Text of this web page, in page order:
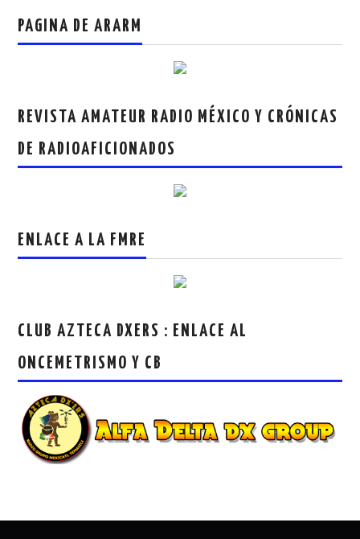
PAGINA DE ARARM
REVISTA AMATEUR RADIO MÉXICO Y CRÓNICAS
DE RADIOAFICIONADOS
ENLACE A LA FMRE
CLUB AZTECA DXERS : ENLACE AL
ONCEMETRISMO Y CB